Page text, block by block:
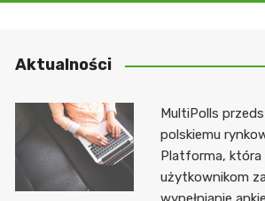
Aktualności
MultiPolls
polskiemu
Platforma, która
użytkownikom za